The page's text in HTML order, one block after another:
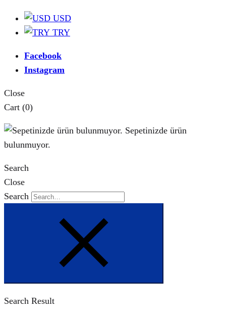
USD
TRY
Facebook
Instagram
Close
Cart (0)
Sepetinizde ürün
bulunmuyor.
Search
Close
Search
Search Result